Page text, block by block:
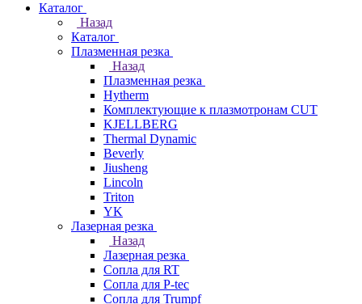
Каталог
Назад
Каталог
Плазменная резка
Назад
Плазменная резка
Hytherm
Комплектующие к плазмотронам CUT
KJELLBERG
Thermal Dynamic
Beverly
Jiusheng
Lincoln
Triton
YK
Лазерная резка
Назад
Лазерная резка
Сопла для RT
Сопла для P-tec
Сопла для Trumpf